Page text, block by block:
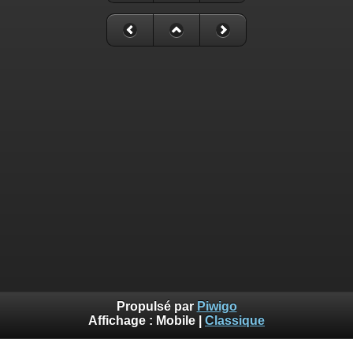
Propulsé par Piwigo
Affichage : Mobile Classique